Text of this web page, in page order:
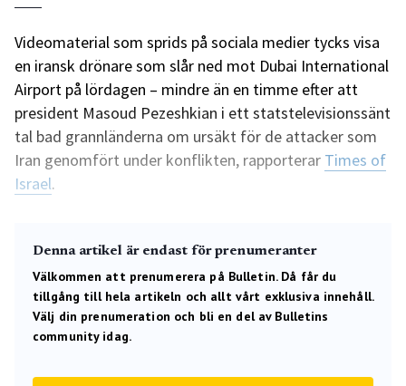
Videomaterial som sprids på sociala medier tycks visa
en iransk drönare som slår ned mot Dubai International
Airport på lördagen – mindre än en timme efter att
president Masoud Pezeshkian i ett statstelevisionssänt
tal bad grannländerna om ursäkt för de attacker som
Iran genomfört under konflikten, rapporterar Times of
Israel.
Denna artikel är endast för prenumeranter
Välkommen att prenumerera på Bulletin. Då får du
tillgång till hela artikeln och allt vårt exklusiva innehåll.
Välj din prenumeration och bli en del av Bulletins
community idag.